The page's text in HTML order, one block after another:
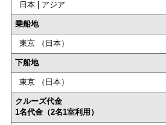
日本 | アジア
乗船地
東京 （日本）
下船地
東京 （日本）
クルーズ代金
1名代金（2名1室利用）